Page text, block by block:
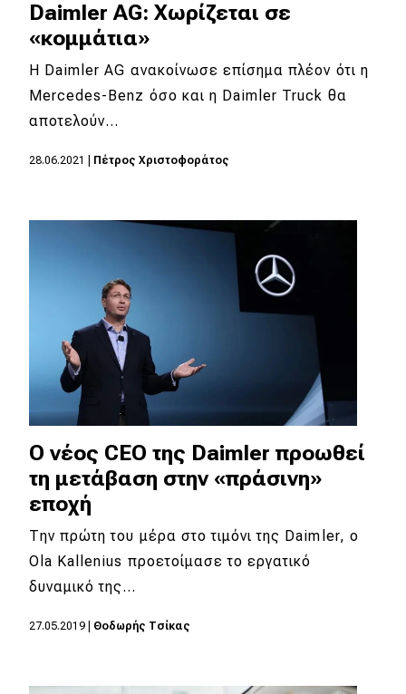
Daimler AG: Χωρίζεται σε
«κομμάτια»
H Daimler AG ανακοίνωσε επίσημα πλέον ότι η
Mercedes-Benz όσο και η Daimler Truck θα
αποτελούν…
28.06.2021 Πέτρος Χριστοφοράτος
Ο νέος CEO της Daimler προωθεί
τη μετάβαση στην «πράσινη»
εποχή
Την πρώτη του μέρα στο τιμόνι της Daimler, ο
Ola Kallenius προετοίμασε το εργατικό
δυναμικό της…
27.05.2019 Θοδωρής Τσίκας